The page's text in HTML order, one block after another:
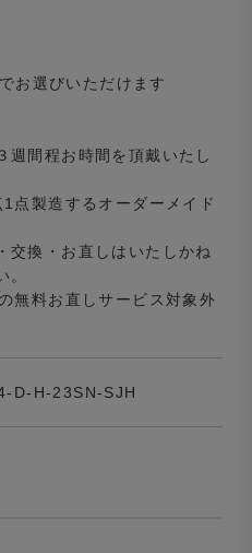
お選びいただけます
週間程お時間を頂戴いたし
点製造するオーダーメイド
交換・お直しはいたしかね
。
料お直しサービス対象外
D-H-23SN-SJH